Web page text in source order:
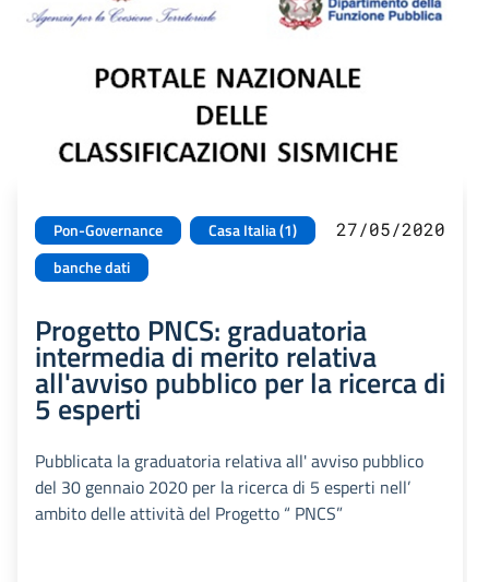
Pon-Governance
Casa Italia (1)
banche dati
27/05/2020
Progetto PNCS: graduatoria
intermedia di merito relativa
all'avviso pubblico per la ricerca di
5 esperti
Pubblicata la graduatoria relativa all' avviso pubblico
del 30 gennaio 2020 per la ricerca di 5 esperti nell’
ambito delle attività del Progetto “ PNCS”